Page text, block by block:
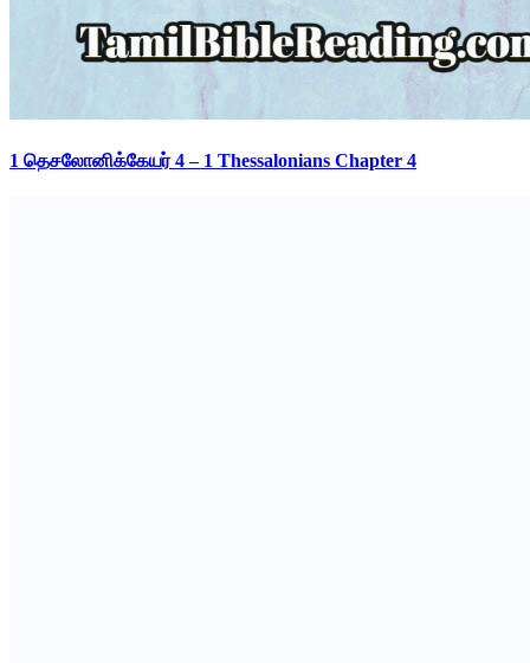
1 தெசலோனிக்கேயர் 4 – 1 Thessalonians Chapter 4